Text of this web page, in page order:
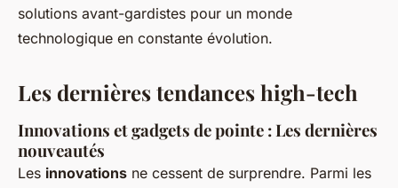
solutions avant-gardistes pour un monde
technologique en constante évolution.
Les dernières tendances high-tech
Innovations et gadgets de pointe : Les dernières
nouveautés
Les innovations ne cessent de surprendre. Parmi les